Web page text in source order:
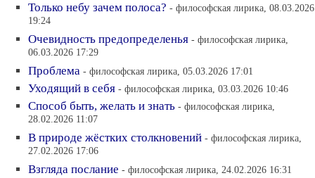
Только небу зачем полоса? - философская лирика, 08.03.2026
19:24
Очевидность предопределенья - философская лирика,
06.03.2026 17:29
Проблема - философская лирика, 05.03.2026 17:01
Уходящий в себя - философская лирика, 03.03.2026 10:46
Способ быть, желать и знать - философская лирика,
28.02.2026 11:07
В природе жёстких столкновений - философская лирика,
27.02.2026 17:06
Взгляда послание - философская лирика, 24.02.2026 16:31